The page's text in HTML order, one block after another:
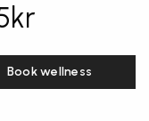
kr
Book wellness